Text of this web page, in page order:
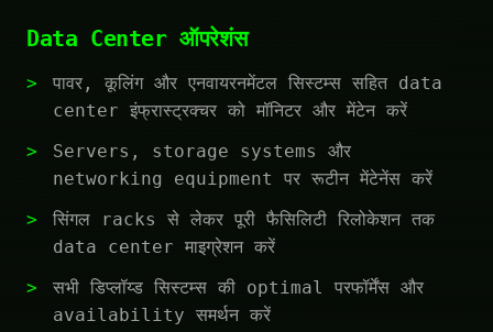
Data Center ऑपरेशंस
पावर, कूलिंग और एनवायरनमेंटल सिस्टम्स सहित data
center इंफ्रास्ट्रक्चर को मॉनिटर और मेंटेन करें
Servers, storage systems और
networking equipment पर रूटीन मेंटेनेंस करें
सिंगल racks से लेकर पूरी फैसिलिटी रिलोकेशन तक
data center माइग्रेशन करें
सभी डिप्लॉय्ड सिस्टम्स की optimal परफॉर्मेंस और
availability समर्थन करें